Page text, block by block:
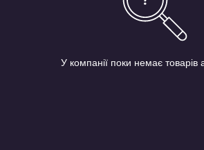
У компанії поки немає товарів